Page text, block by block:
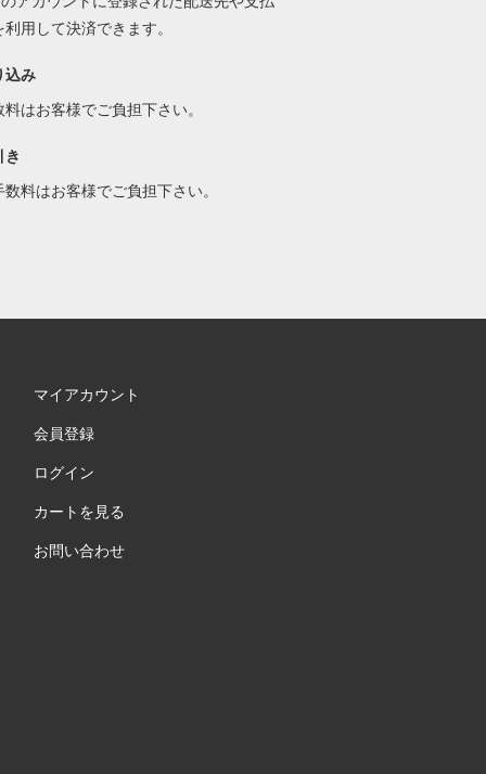
利用して決済できます。
込み
料はお客様でご負担下さい。
き
数料はお客様でご負担下さい。
マイアカウント
会員登録
ログイン
カートを見る
お問い合わせ